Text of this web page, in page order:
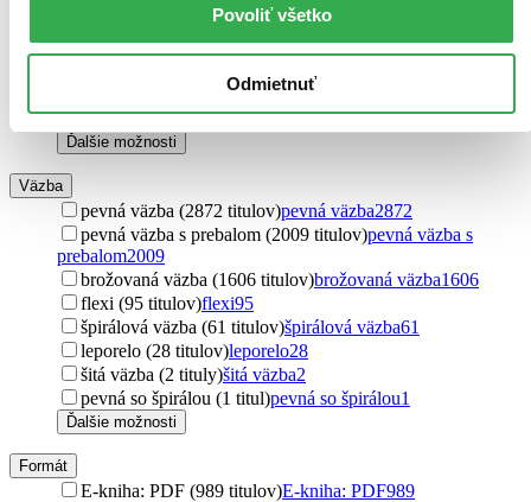
Povoliť všetko
Odmietnuť
Vanda Rozenbergová (36 titulov)Vanda Rozenbergová
Silvia Bystričanová (36 titulov)Silvia Bystričanová36
Robert Harris (34 titulov)Robert Harris
Umberto Eco (34 titulov)Umberto Eco34
Ďalšie možnosti
Väzba
pevná väzba (2872 titulov)pevná väzba2872
pevná väzba s prebalom (2009 titulov)pevná väzba s
prebalom2009
brožovaná väzba (1606 titulov)brožovaná väzba1606
flexi (95 titulov)flexi95
špirálová väzba (61 titulov)špirálová väzba61
leporelo (28 titulov)leporelo28
šitá väzba (2 tituly)šitá väzba2
pevná so špirálou (1 titul)pevná so špirálou1
Ďalšie možnosti
Formát
E-kniha: PDF (989 titulov)E-kniha: PDF989